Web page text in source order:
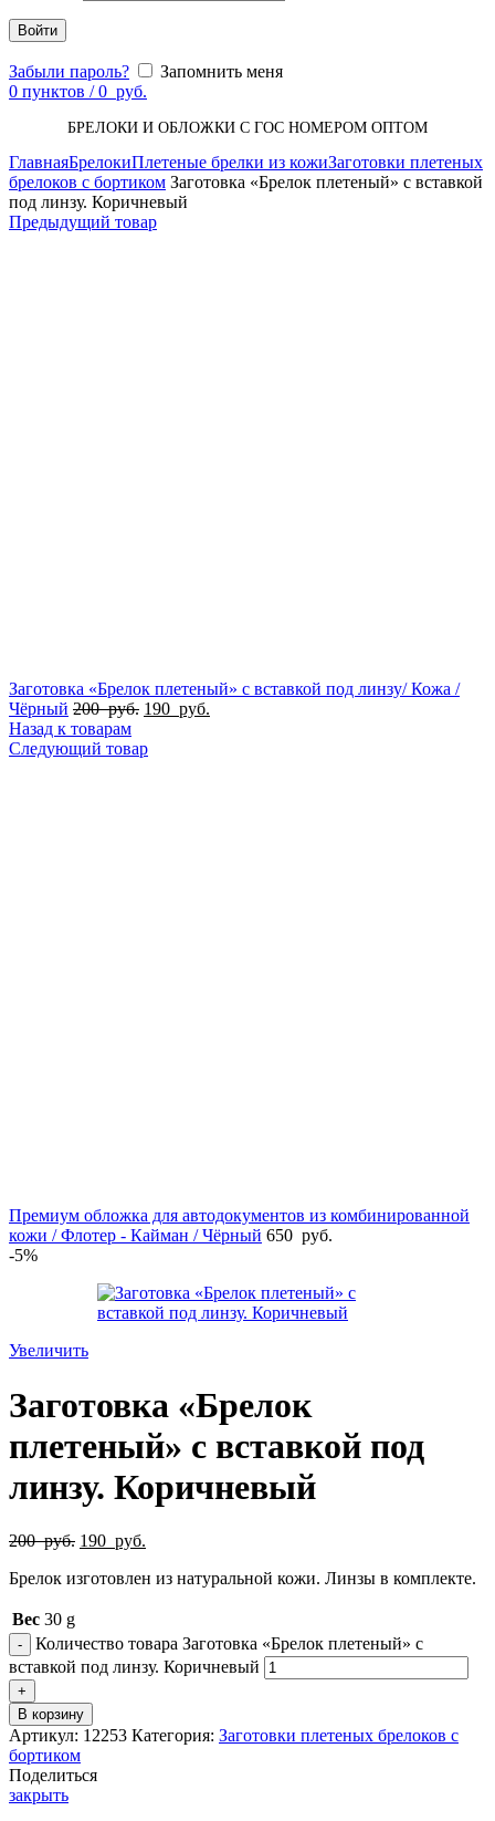
Войти
Забыли пароль?
Запомнить меня
0 пунктов / 0 руб.
БРЕЛОКИ И ОБЛОЖКИ С ГОС НОМЕРОМ ОПТОМ
ГлавнаяБрелокиПлетеные брелки из кожиЗаготовки плетеных
брелоков с бортиком Заготовка «Брелок плетеный» с вставкой
под линзу. Коричневый
Предыдущий товар
Заготовка «Брелок плетеный» с вставкой под линзу/ Кожа /
Чёрный 200руб. 190 руб.
Назад к товарам
Следующий товар
Премиум обложка для автодокументов из комбинированной
кожи / Флотер - Кайман / Чёрный 650 руб.
-5%
Увеличить
Заготовка «Брелок
плетеный» с вставкой под
линзу. Коричневый
200руб. 190 руб.
Брелок изготовлен из натуральной кожи. Линзы в комплекте.
Вес 30 g
Количество товара Заготовка «Брелок плетеный» с
вставкой под линзу. Коричневый
В корзину
Артикул: 12253 Категория: Заготовки плетеных брелоков с
бортиком
Поделиться
закрыть